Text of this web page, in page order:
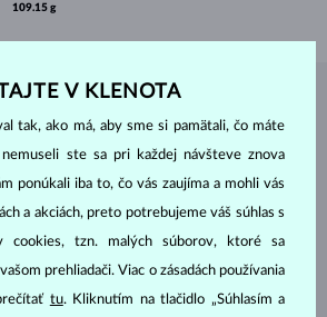
109.15 g
V KLENOTA
tak, ako má, aby sme si pamätali, čo máte
ste sa pri každej návšteve znova
ponúkali iba to, čo vás zaujíma a mohli vás
a akciách, preto potrebujeme váš súhlas s
cookies, tzn. malých súborov, ktoré sa
prehliadači. Viac o zásadách používania
tu. Kliknutím na tlačidlo „Súhlasím a